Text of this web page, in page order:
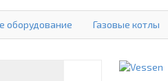
оборудование Газовые котлы